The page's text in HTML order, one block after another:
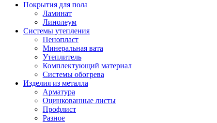
Покрытия для пола
Ламинат
Линолеум
Системы утепления
Пенопласт
Минеральная вата
Утеплитель
Комплектующий материал
Системы обогрева
Изделия из металла
Арматура
Оцинкованные листы
Профлист
Разное